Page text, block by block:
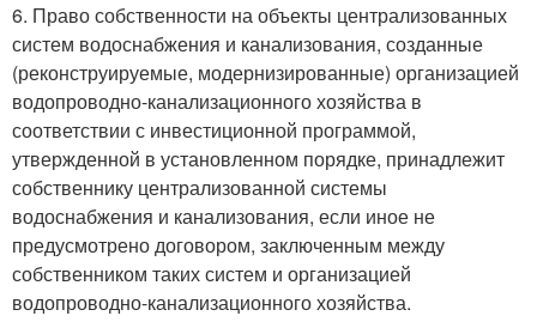
6. Право собственности на объекты централизованных
систем водоснабжения и канализования, созданные
(реконструируемые, модернизированные) организацией
водопроводно-канализационного хозяйства в
соответствии с инвестиционной программой,
утвержденной в установленном порядке, принадлежит
собственнику централизованной системы
водоснабжения и канализования, если иное не
предусмотрено договором, заключенным между
собственником таких систем и организацией
водопроводно-канализационного хозяйства.